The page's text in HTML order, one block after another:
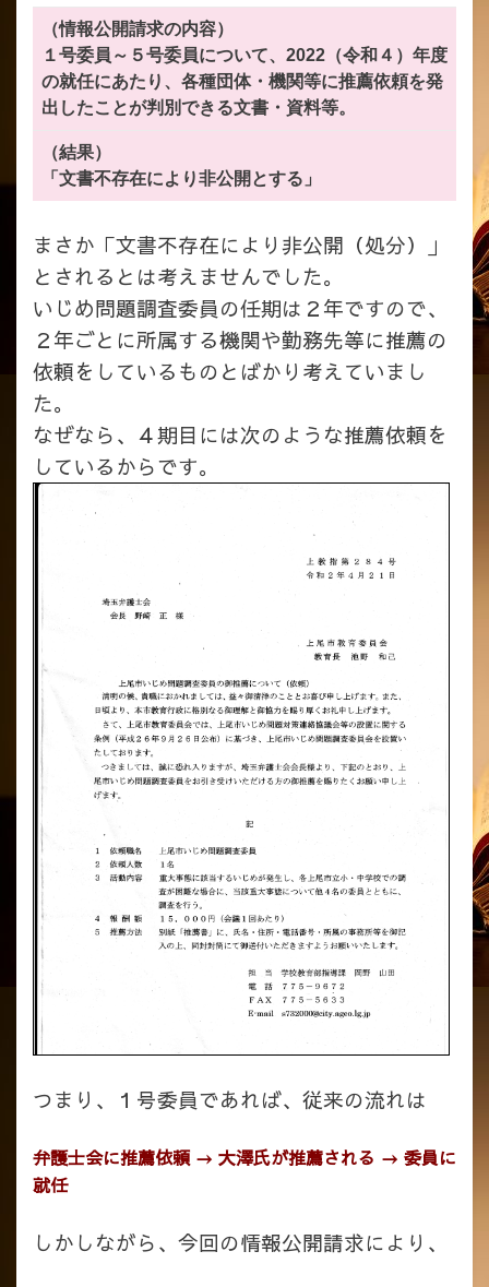
（情報公開請求の内容）
１号委員～５号委員について、 2022（令和４）年度
の就任にあたり、各種団体・機関等に推薦依頼を発
出したことが判別できる文書・資料等。
（結果）
「文書不存在により非公開とする」
まさか「文書不存在により非公開（処分）」
とされるとは考えませんでした。
いじめ問題調査委員の任期は２年ですので、
２年ごとに所属する機関や勤務先等に推薦の
依頼をしているものとばかり考えていまし
た。
なぜなら、４期目には次のような推薦依頼を
しているからです。
つまり、１号委員であれば、従来の流れは
弁護士会に推薦依頼 → 大澤氏が推薦される → 委員に
就任
しかしながら、今回の情報公開請求により、